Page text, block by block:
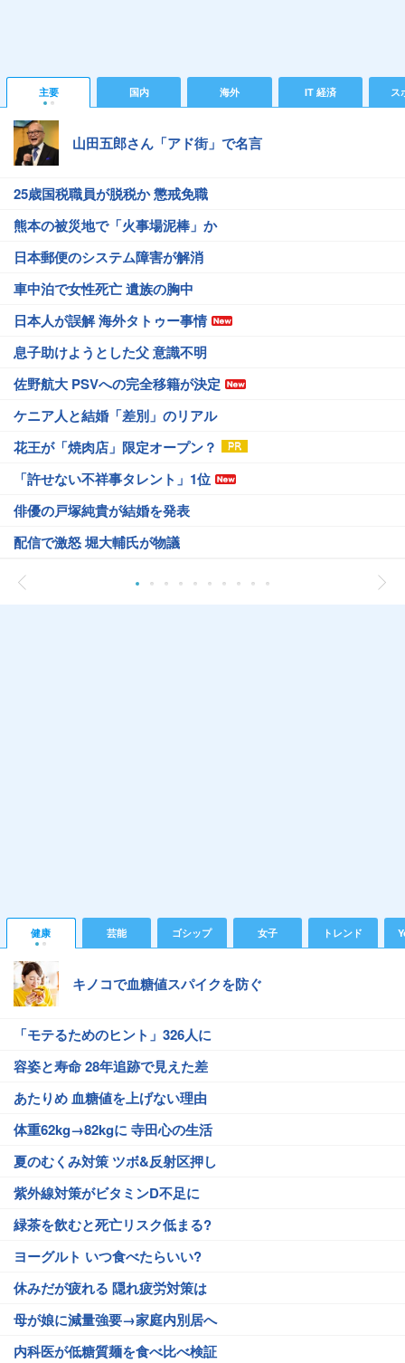
主要 国内 海外 IT 経済 ス
山田五郎さん「アド街」で名言
25歳国税職員が脱税か 懲戒免職
熊本の被災地で「火事場泥棒」か
日本郵便のシステム障害が解消
車中泊で女性死亡 遺族の胸中
日本人が誤解 海外タトゥー事情
息子助けようとした父 意識不明
佐野航大 PSVへの完全移籍が決定
ケニア人と結婚「差別」のリアル
花王が「焼肉店」限定オープン？
「許せない不祥事タレント」1位
俳優の戸塚純貴が結婚を発表
配信で激怒 堀大輔氏が物議
健康 芸能 ゴシップ 女子 トレンド
キノコで血糖値スパイクを防ぐ
「モテるためのヒント」326人に
容姿と寿命 28年追跡で見えた差
あたりめ 血糖値を上げない理由
体重62kg→82kgに 寺田心の生活
夏のむくみ対策 ツボ&反射区押し
紫外線対策がビタミンD不足に
緑茶を飲むと死亡リスク低まる?
ヨーグルト いつ食べたらいい?
休みだが疲れる 隠れ疲労対策は
母が娘に減量強要→家庭内別居へ
内科医が低糖質麺を食べ比べ検証